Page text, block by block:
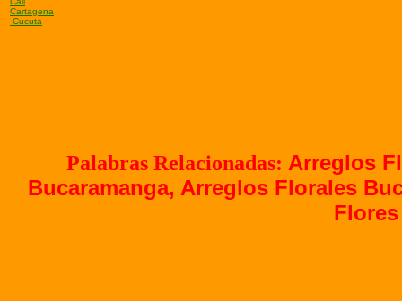
Cartagena
Cucuta
Palabras Relacionadas: Arreglos
Bucaramanga, Arreglos Florales